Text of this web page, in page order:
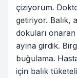
çiziyorum.
getiriyor. Balık,
dokuları onaran
ayına girdik.
buğulama.
için balık